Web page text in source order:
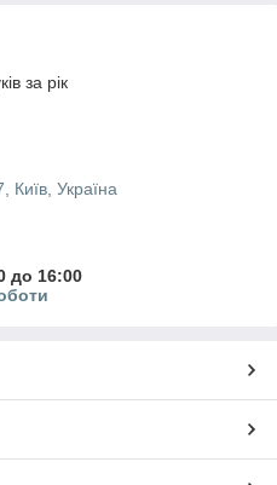
за рік
Київ, Україна
до 16:00